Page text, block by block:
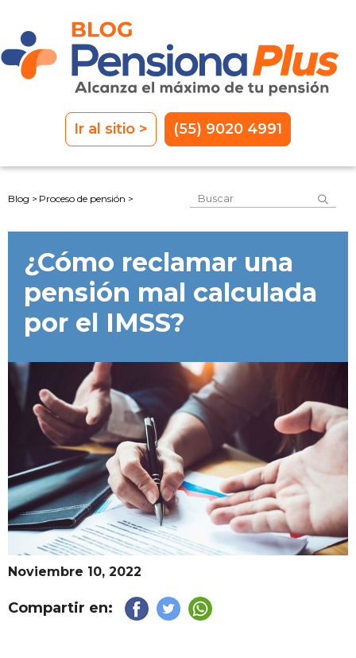
Ir al sitio > (55) 9020 4991
Blog > Proceso de pensión > Este es un campo
¿Cómo reclamar una
pensión mal calculada
por el IMSS?
Noviembre 10, 2022
Compartir en: